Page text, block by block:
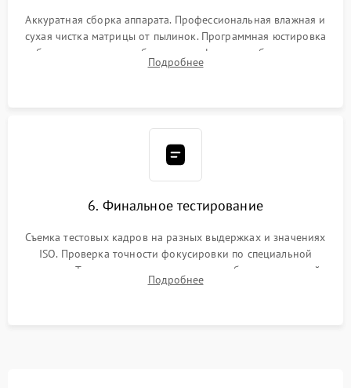
Аккуратная сборка аппарата. Профессиональная влажная и
сухая чистка матрицы от пылинок. Программная юстировка
рабочего отрезка, калибровка автофокуса, стабилизатора и
экспозамера с помощью сервисного ПО.
Подробнее
6. Финальное тестирование
Съемка тестовых кадров на разных выдержках и значениях
ISO. Проверка точности фокусировки по специальной
мишени. Тест записи на карту памяти, работы встроенной
вспышки, микрофона и всех кнопок управления.
Подробнее